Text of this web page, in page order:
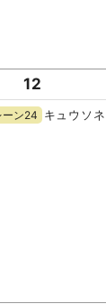
12
ーン24 キュウソネ